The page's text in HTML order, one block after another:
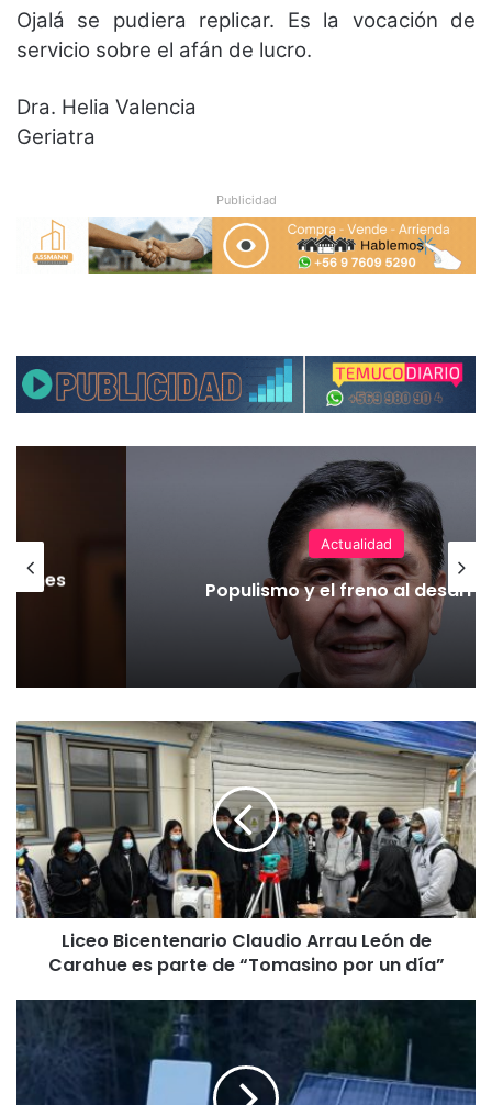
Ojalá se pudiera replicar. Es la vocación de
servicio sobre el afán de lucro.
Dra. Helia Valencia
Geriatra
Publicidad
Actualidad
Populismo y el freno al
L
c
e
o
B
i
c
e
Liceo Bicentenario Claudio Arrau León de
Carahue es parte de “Tomasino por un día”